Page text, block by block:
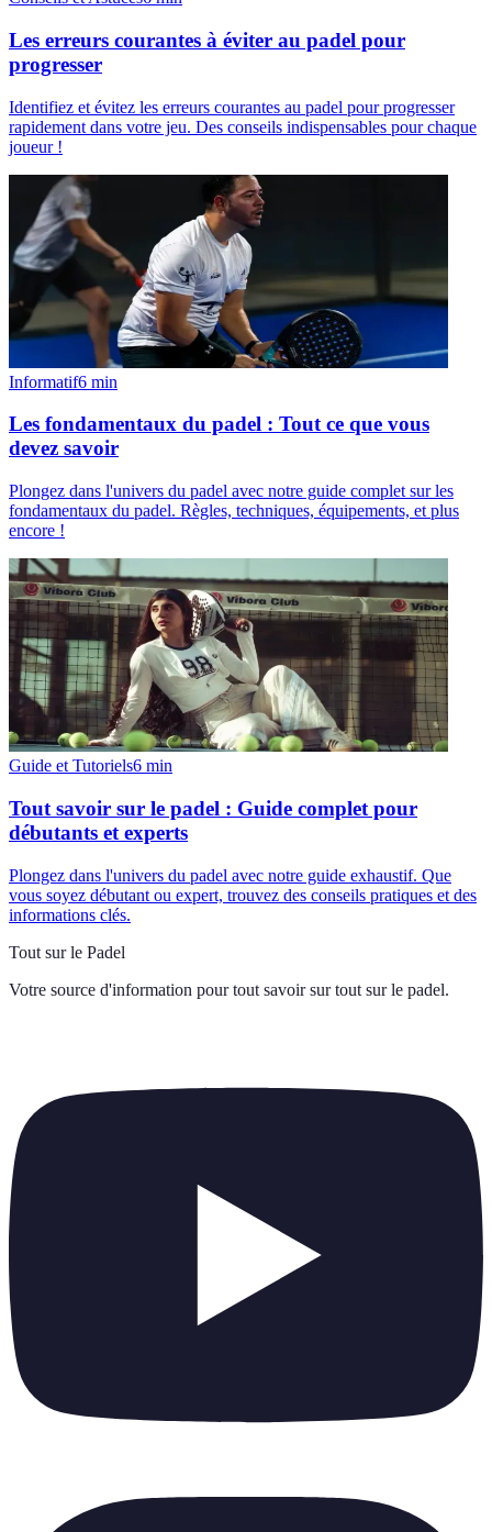
Les erreurs courantes à éviter au padel pour
progresser
Identifiez et évitez les erreurs courantes au padel pour progresser
rapidement dans votre jeu. Des conseils indispensables pour chaque
joueur !
Informatif6 min
Les fondamentaux du padel : Tout ce que vous
devez savoir
Plongez dans l'univers du padel avec notre guide complet sur les
fondamentaux du padel. Règles, techniques, équipements, et plus
encore !
Guide et Tutoriels6 min
Tout savoir sur le padel : Guide complet pour
débutants et experts
Plongez dans l'univers du padel avec notre guide exhaustif. Que
vous soyez débutant ou expert, trouvez des conseils pratiques et des
informations clés.
Tout sur le Padel
Votre source d'information pour tout savoir sur tout sur le padel.